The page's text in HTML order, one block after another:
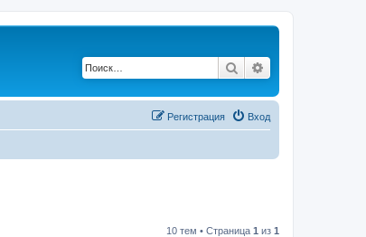
Поиск
Вход
Регистрация
10 тем • Страница 1 из 1